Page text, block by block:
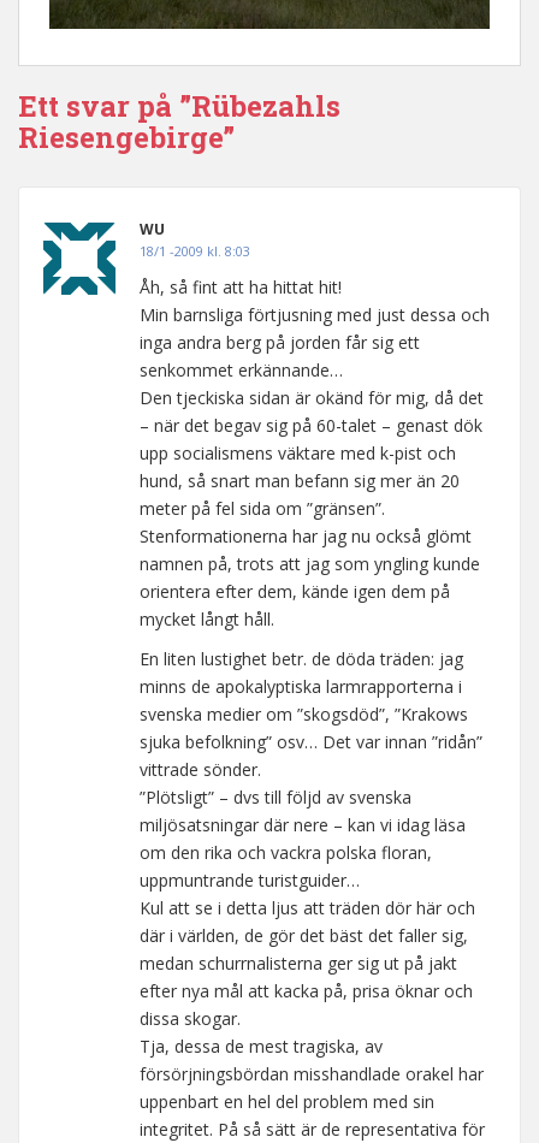
Ett svar på ”Rübezahls
Riesengebirge”
WU
18/1 -2009 kl. 8:03
Åh, så fint att ha hittat hit!
Min barnsliga förtjusning med just dessa och
inga andra berg på jorden får sig ett
senkommet erkännande…
Den tjeckiska sidan är okänd för mig, då det
– när det begav sig på 60-talet – genast dök
upp socialismens väktare med k-pist och
hund, så snart man befann sig mer än 20
meter på fel sida om ”gränsen”.
Stenformationerna har jag nu också glömt
namnen på, trots att jag som yngling kunde
orientera efter dem, kände igen dem på
mycket långt håll.
En liten lustighet betr. de döda träden: jag
minns de apokalyptiska larmrapporterna i
svenska medier om ”skogsdöd”, ”Krakows
sjuka befolkning” osv… Det var innan ”ridån”
vittrade sönder.
”Plötsligt” – dvs till följd av svenska
miljösatsningar där nere – kan vi idag läsa
om den rika och vackra polska floran,
uppmuntrande turistguider…
Kul att se i detta ljus att träden dör här och
där i världen, de gör det bäst det faller sig,
medan schurrnalisterna ger sig ut på jakt
efter nya mål att kacka på, prisa öknar och
dissa skogar.
Tja, dessa de mest tragiska, av
försörjningsbördan misshandlade orakel har
uppenbart en hel del problem med sin
integritet. På så sätt är de representativa för